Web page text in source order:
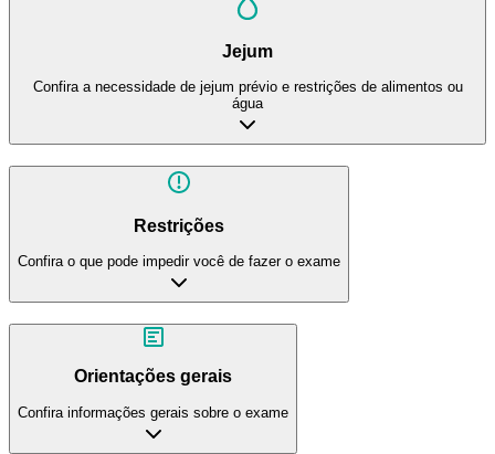
Jejum
Confira a necessidade de jejum prévio e restrições de alimentos ou
água
Restrições
Confira o que pode impedir você de fazer o exame
Orientações gerais
Confira informações gerais sobre o exame